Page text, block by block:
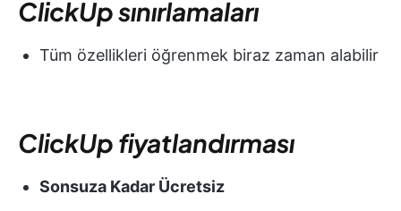
ClickUp sınırlamaları
Tüm özellikleri öğrenmek biraz zaman alabilir
ClickUp fiyatlandırması
Sonsuza Kadar Ücretsiz